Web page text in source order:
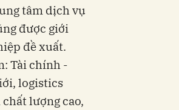
tâm dịch vụ
được giới
đề xuất.
Tài chính -
logistics
lượng cao,